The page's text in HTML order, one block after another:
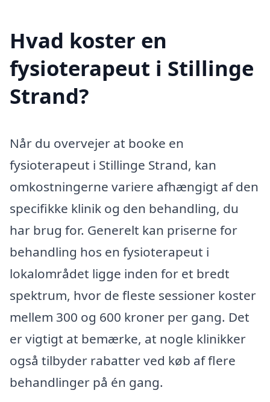
Hvad koster en
fysioterapeut i Stillinge
Strand?
Når du overvejer at booke en
fysioterapeut i Stillinge Strand, kan
omkostningerne variere afhængigt af den
specifikke klinik og den behandling, du
har brug for. Generelt kan priserne for
behandling hos en fysioterapeut i
lokalområdet ligge inden for et bredt
spektrum, hvor de fleste sessioner koster
mellem 300 og 600 kroner per gang. Det
er vigtigt at bemærke, at nogle klinikker
også tilbyder rabatter ved køb af flere
behandlinger på én gang.